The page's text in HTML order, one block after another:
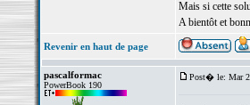
Mais si cette
A bientôt et
Revenir en haut de page
pascalformac
PowerBook 190
Post� le: Mar